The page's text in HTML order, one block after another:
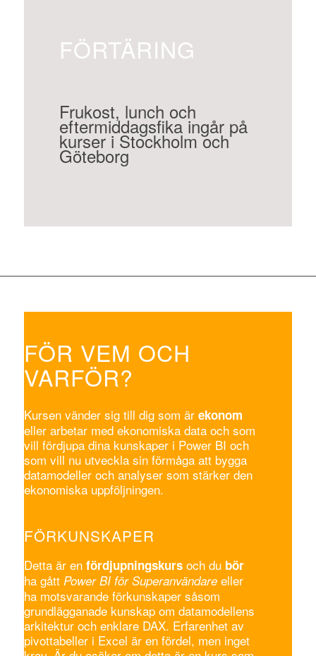
FÖRTÄRING
Frukost, lunch och
eftermiddagsfika ingår på
kurser i Stockholm och
Göteborg
FÖR VEM OCH
VARFÖR?
Kursen vänder sig till dig som är ekonom
eller arbetar med ekonomiska data och som
vill fördjupa dina kunskaper i Power BI och
som vill nu utveckla sin förmåga att bygga
datamodeller och analyser som stärker den
ekonomiska uppföljningen.
FÖRKUNSKAPER
Detta är en fördjupningskursoch du bör
ha gått Power BI för Superanvändare eller
ha motsvarande förkunskaper såsom
grundlägganade kunskap om datamodellens
arkitektur och enklare DAX. Erfarenhet av
pivottabeller i Excel är en fördel, men inget